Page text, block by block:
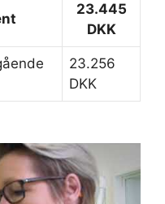
23.445
DKK
23.256
DKK